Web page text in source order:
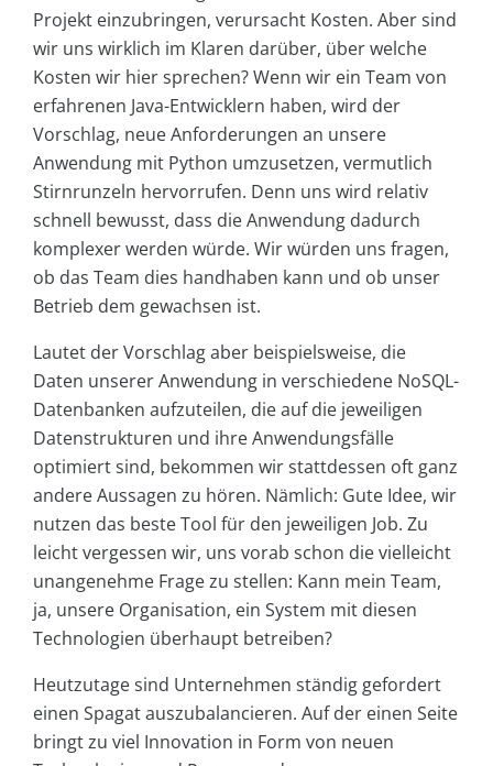
Projekt einzubringen, verursacht Kosten. Aber sind
wir uns wirklich im Klaren darüber, über welche
Kosten wir hier sprechen? Wenn wir ein Team von
erfahrenen Java-Entwicklern haben, wird der
Vorschlag, neue Anforderungen an unsere
Anwendung mit Python umzusetzen, vermutlich
Stirnrunzeln hervorrufen. Denn uns wird relativ
schnell bewusst, dass die Anwendung dadurch
komplexer werden würde. Wir würden uns fragen,
ob das Team dies handhaben kann und ob unser
Betrieb dem gewachsen ist.
Lautet der Vorschlag aber beispielsweise, die
Daten unserer Anwendung in verschiedene NoSQL-
Datenbanken aufzuteilen, die auf die jeweiligen
Datenstrukturen und ihre Anwendungsfälle
optimiert sind, bekommen wir stattdessen oft ganz
andere Aussagen zu hören. Nämlich: Gute Idee, wir
nutzen das beste Tool für den jeweiligen Job. Zu
leicht vergessen wir, uns vorab schon die vielleicht
unangenehme Frage zu stellen: Kann mein Team,
ja, unsere Organisation, ein System mit diesen
Technologien überhaupt betreiben?
Heutzutage sind Unternehmen ständig gefordert
einen Spagat auszubalancieren. Auf der einen Seite
bringt zu viel Innovation in Form von neuen